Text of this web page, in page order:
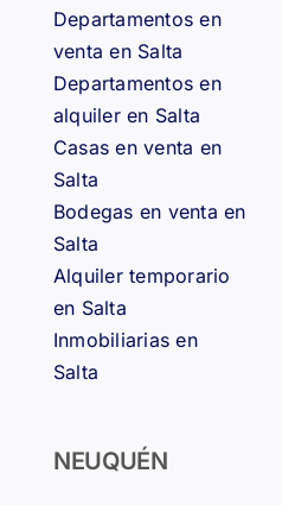
Departamentos en
venta en Salta
Departamentos en
alquiler en Salta
Casas en venta en
Salta
Bodegas en venta en
Salta
Alquiler temporario
en Salta
Inmobiliarias en
Salta
NEUQUÉN